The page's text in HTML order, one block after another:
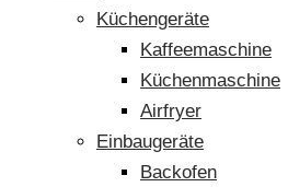
Küchengeräte
Kaffeemaschine
Küchenmaschine
Airfryer
Einbaugeräte
Backofen